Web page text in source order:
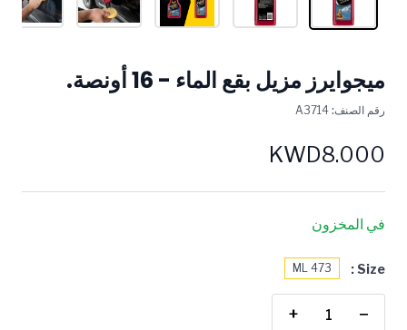
ميجوايرز مزيل بقع الماء - 16 أونصة.
رقم الصنف:
KWD8.000
في المخزون
Size :
473 ML
−
+